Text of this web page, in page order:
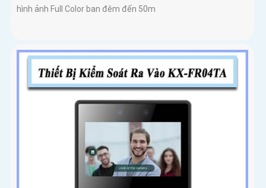
hình ảnh Full Color ban đêm đến 50m